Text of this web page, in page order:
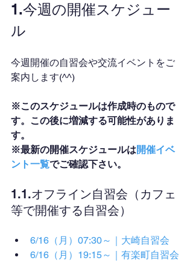
1.今週の開催スケジュー
ル
今週開催の自習会や交流イベントをご
案内します(^^)
※このスケジュールは作成時のもので
す。この後に増減する可能性がありま
す。
※最新の開催スケジュールは開催イベ
ント一覧でご確認下さい。
1.1.オフライン自習会（カフェ
等で開催する自習会）
6/16（月）07:30～｜大崎自習会
6/16（月）19:15～｜有楽町自習会